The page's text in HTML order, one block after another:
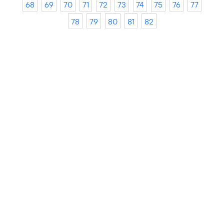
68
69 70 71 72 73 74 75 76
77
78
79 80 81 82